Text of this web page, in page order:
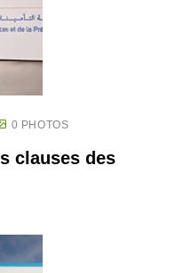
0 PHOTOS
clauses des